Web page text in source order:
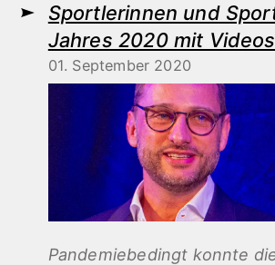
Sportlerinnen und
Jahres 2020 mit
01. September 2020
Pandemiebedingt konnte